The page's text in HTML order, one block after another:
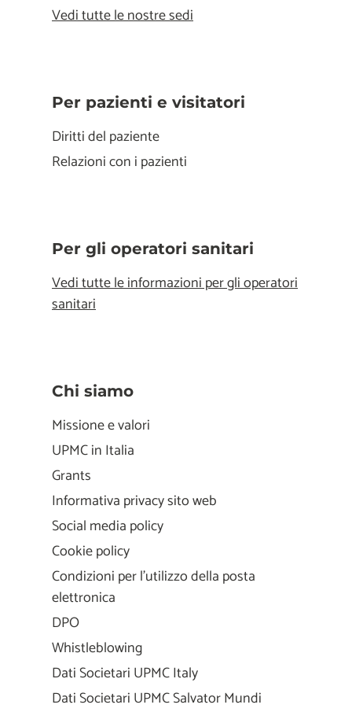
Vedi tutte le nostre sedi
Per pazienti e visitatori
Diritti del paziente
Relazioni con i pazienti
Per gli operatori sanitari
Vedi tutte le informazioni per gli operatori
sanitari
Chi siamo
Missione e valori
UPMC in Italia
Grants
Informativa privacy sito web
Social media policy
Cookie policy
Condizioni per l'utilizzo della posta
elettronica
DPO
Whistleblowing
Dati Societari UPMC Italy
Dati Societari UPMC Salvator Mundi